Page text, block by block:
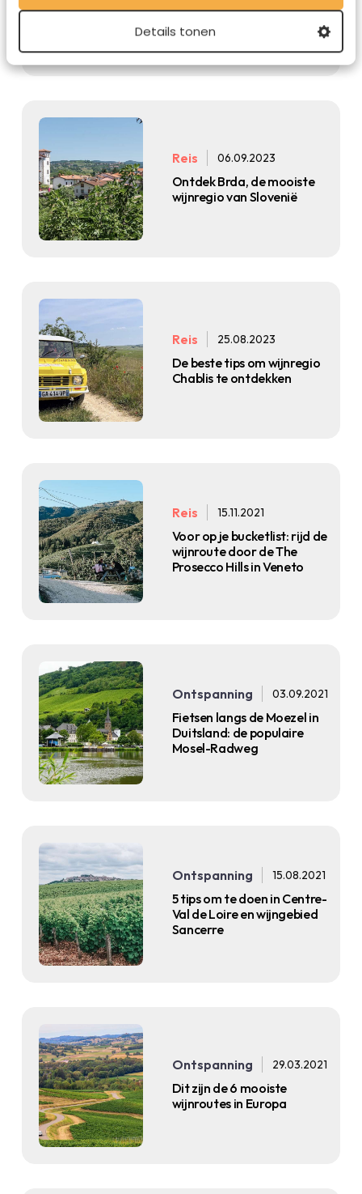
Details tonen
de Beaujolais wijnroute
Reis 06.09.2023
Ontdek Brda, de mooiste
wijnregio van Slovenië
Reis 25.08.2023
De beste tips om wijnregio
Chablis te ontdekken
Reis 15.11.2021
Voor op je bucketlist: rijd de
wijnroute door de The
Prosecco Hills in Veneto
Ontspanning 03.09.2021
Fietsen langs de Moezel in
Duitsland: de populaire
Mosel-Radweg
Ontspanning 15.08.2021
5 tips om te doen in Centre-
Val de Loire en wijngebied
Sancerre
Ontspanning 29.03.2021
Dit zijn de 6 mooiste
wijnroutes in Europa